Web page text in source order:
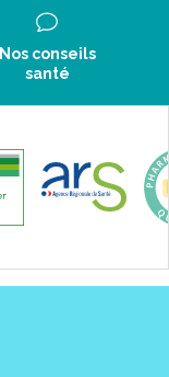
Nos conseils
santé